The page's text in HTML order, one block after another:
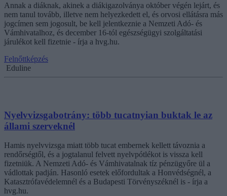
Annak a diáknak, akinek a diákigazolványa október végén lejárt, és
nem tanul tovább, illetve nem helyezkedett el, és orvosi ellátásra más
jogcímen sem jogosult, be kell jelentkeznie a Nemzeti Adó- és
Vámhivatalhoz, és december 16-tól egészségügyi szolgáltatási
járulékot kell fizetnie - írja a hvg.hu.
Felnőttképzés
Eduline
Nyelvvizsgabotrány: több tucatnyian buktak le az
állami szerveknél
Hamis nyelvvizsga miatt több tucat embernek kellett távoznia a
rendőrségtől, és a jogtalanul felvett nyelvpótlékot is vissza kell
fizetniük. A Nemzeti Adó- és Vámhivatalnak tíz pénzügyőre ül a
vádlottak padján. Hasonló esetek előfordultak a Honvédségnél, a
Katasztrófavédelemnél és a Budapesti Törvényszéknél is - írja a
hvg.hu.